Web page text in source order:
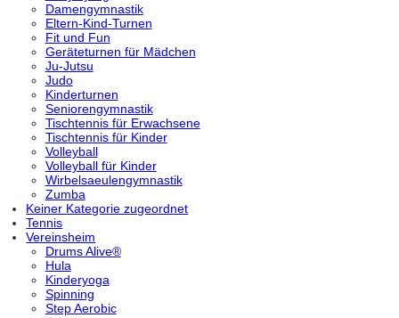
Damengymnastik
Eltern-Kind-Turnen
Fit und Fun
Geräteturnen für Mädchen
Ju-Jutsu
Judo
Kinderturnen
Seniorengymnastik
Tischtennis für Erwachsene
Tischtennis für Kinder
Volleyball
Volleyball für Kinder
Wirbelsaeulengymnastik
Zumba
Keiner Kategorie zugeordnet
Tennis
Vereinsheim
Drums Alive®
Hula
Kinderyoga
Spinning
Step Aerobic